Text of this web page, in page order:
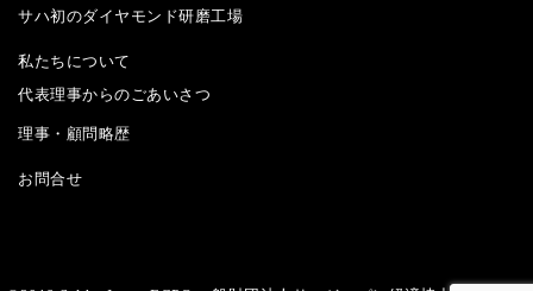
サハ初のダイヤモンド研磨工場
私たちについて
代表理事からのごあいさつ
理事・顧問略歴
お問合せ